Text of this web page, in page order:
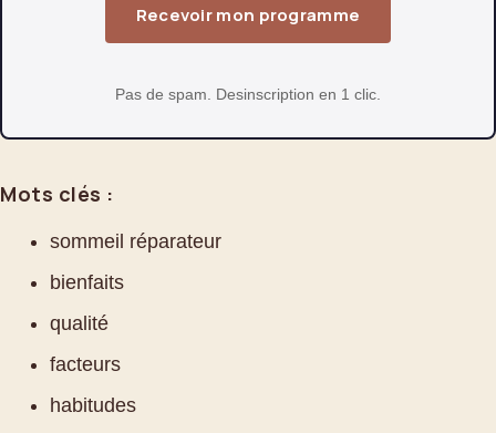
Recevoir mon programme
Pas de spam. Desinscription en 1 clic.
Mots clés :
sommeil réparateur
bienfaits
qualité
facteurs
habitudes